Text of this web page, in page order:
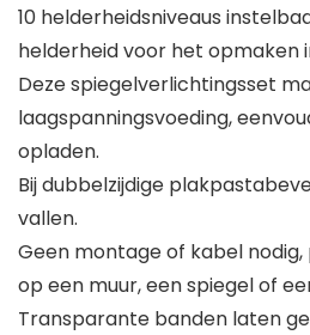
10 helderheidsniveaus
helderheid voor het opmaken
Deze spiegelverlichtingsset
laagspanningsvoeding,
opladen.
Bij dubbelzijdige
vallen.
Geen montage of kabel
op een muur, een spiegel of
Transparante banden laten